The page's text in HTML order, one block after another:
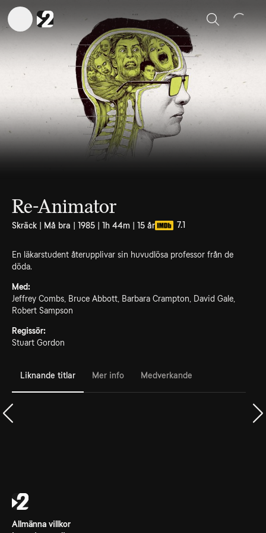
Sök
Re-Animator
Skräck | Må bra | 1985 | 1h 44m | 15 år 7.1
En läkarstudent återupplivar sin huvudlösa professor från de
döda.
Med:
Jeffrey Combs, Bruce Abbott, Barbara Crampton, David Gale,
Robert Sampson
Regissör:
Stuart Gordon
Liknande titlar Mer info Medverkande
Allmänna villkor